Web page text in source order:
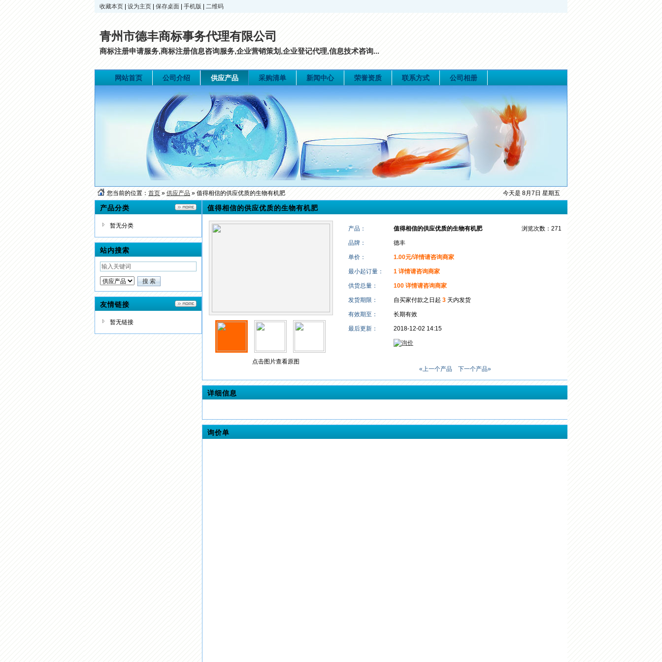
收藏本页 设为主页 保存桌面 手机版 二维码
青州市德丰商标事务代理有限公司
商标注册申请服务,商标注册信息咨询服务,企业营销策划,企业登记代理,信息技术咨询...
网站首页 公司介绍 供应产品 采购清单 新闻中心 荣誉资质 联系方式 公司相册
今天是 8月7日 星期五
您当前的位置： 首页 » 供应产品 » 值得相信的供应优质的生物有机肥
产品分类
暂无分类
站内搜索
友情链接
暂无链接
值得相信的供应优质的生物有机肥
点击图片查看原图
产品： 浏览次数：271
值得相信的供应优质的生物有机肥
品牌： 德丰
单价： 1.00元/详情请咨询商家
最小起订量： 1 详情请咨询商家
供货总量： 100 详情请咨询商家
发货期限： 自买家付款之日起 3 天内发货
有效期至： 长期有效
最后更新： 2018-12-02 14:15
«上一个产品 下一个产品»
详细信息
询价单